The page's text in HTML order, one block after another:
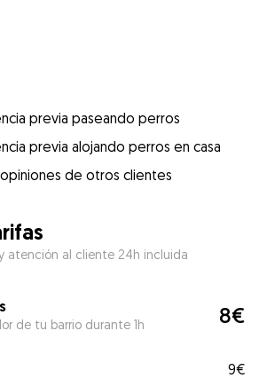
previa paseando perros
previa alojando perros en casa
de otros clientes
atención al cliente 24h incluida
de tu barrio durante 1h 8€
9€